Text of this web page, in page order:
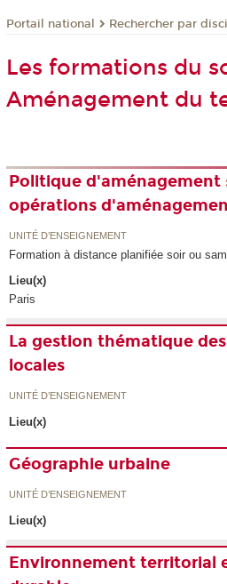
Portail national Rechercher par
Les formations du
Aménagement du
Politique d'aménagement
opérations
UNITÉ D’ENSEIGNEMENT
Formation à distance planifiée soir ou
Lieu(x)
Paris
La gestion thématique
locales
UNITÉ D’ENSEIGNEMENT
Lieu(x)
Géographie urbaine
UNITÉ D’ENSEIGNEMENT
Lieu(x)
Environnement territorial